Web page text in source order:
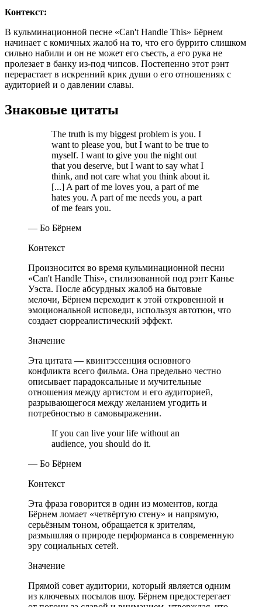
Контекст:
В кульминационной песне «Can't Handle This» Бёрнем
начинает с комичных жалоб на то, что его буррито слишком
сильно набили и он не может его съесть, а его рука не
пролезает в банку из-под чипсов. Постепенно этот рэнт
перерастает в искренний крик души о его отношениях с
аудиторией и о давлении славы.
Знаковые цитаты
The truth is my biggest problem is you. I
want to please you, but I want to be true to
myself. I want to give you the night out
that you deserve, but I want to say what I
think, and not care what you think about it.
[...] A part of me loves you, a part of me
hates you. A part of me needs you, a part
of me fears you.
— Бо Бёрнем
Контекст
Произносится во время кульминационной песни
«Can't Handle This», стилизованной под рэнт Канье
Уэста. После абсурдных жалоб на бытовые
мелочи, Бёрнем переходит к этой откровенной и
эмоциональной исповеди, используя автотюн, что
создает сюрреалистический эффект.
Значение
Эта цитата — квинтэссенция основного
конфликта всего фильма. Она предельно честно
описывает парадоксальные и мучительные
отношения между артистом и его аудиторией,
разрывающегося между желанием угодить и
потребностью в самовыражении.
If you can live your life without an
audience, you should do it.
— Бо Бёрнем
Контекст
Эта фраза говорится в один из моментов, когда
Бёрнем ломает «четвёртую стену» и напрямую,
серьёзным тоном, обращается к зрителям,
размышляя о природе перформанса в современную
эру социальных сетей.
Значение
Прямой совет аудитории, который является одним
из ключевых посылов шоу. Бёрнем предостерегает